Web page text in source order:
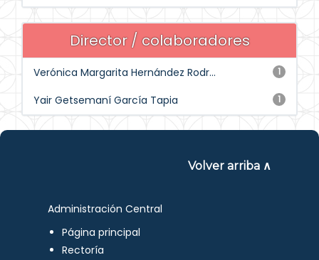
Director / colaboradores
1
Verónica Margarita Hernández Rodr...
1
Yair Getsemaní García Tapia
Volver arriba ∧
Administración Central
Página principal
Rectoría